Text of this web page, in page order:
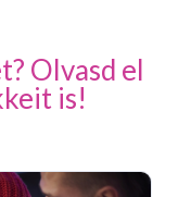
Olvasd el
is!